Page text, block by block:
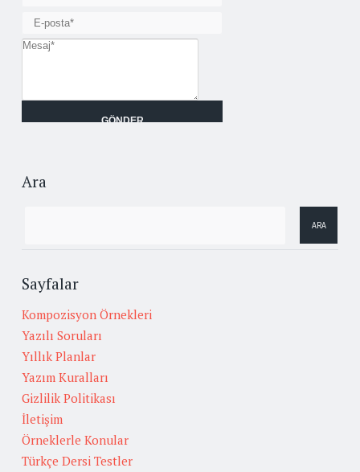
Ara
Sayfalar
Kompozisyon Örnekleri
Yazılı Soruları
Yıllık Planlar
Yazım Kuralları
Gizlilik Politikası
İletişim
Örneklerle Konular
Türkçe Dersi Testler